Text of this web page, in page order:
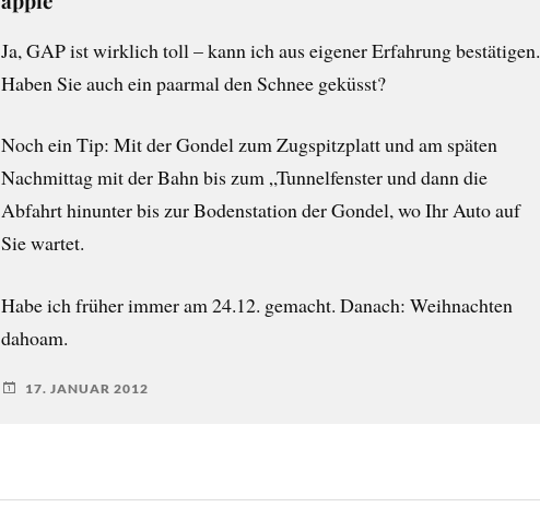
Ja, GAP ist wirklich toll – kann ich aus eigener Erfahrung bestätigen.
Haben Sie auch ein paarmal den Schnee geküsst?
Noch ein Tip: Mit der Gondel zum Zugspitzplatt und am späten
Nachmittag mit der Bahn bis zum „Tunnelfenster und dann die
Abfahrt hinunter bis zur Bodenstation der Gondel, wo Ihr Auto auf
Sie wartet.
Habe ich früher immer am 24.12. gemacht. Danach: Weihnachten
dahoam.
17. JANUAR 2012